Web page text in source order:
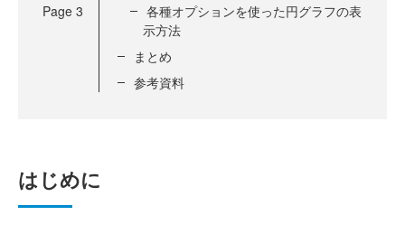
Page 3
各種オプションを使った円グラフの表
示方法
まとめ
参考資料
はじめに